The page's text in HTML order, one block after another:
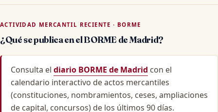
ACTIVIDAD MERCANTIL RECIENTE · BORME
¿Qué se publica en el BORME de Madrid?
Consulta eldiario BORME de Madrid con el
calendario interactivo de actos mercantiles
(constituciones, nombramientos, ceses, ampliaciones
de capital, concursos) de los últimos 90 días.